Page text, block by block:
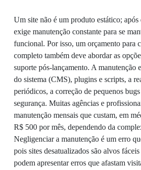
Um site não é um produto estático; após
exige manutenção constante para se
funcional. Por isso, um orçamento para
completo também deve abordar as
suporte pós-lançamento. A manutenção
do sistema (CMS), plugins e scripts, a
periódicos, a correção de pequenos
segurança. Muitas agências e
manutenção mensais que custam, em
R$ 500 por mês, dependendo da
Negligenciar a manutenção é um erro
pois sites desatualizados são alvos
podem apresentar erros que afastam